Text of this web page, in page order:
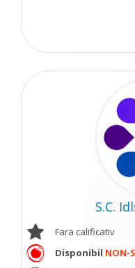
S.C.
Fara calificativ
Disponibil NON-